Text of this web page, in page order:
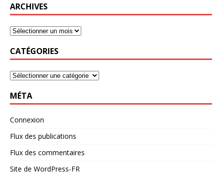
ARCHIVES
CATÉGORIES
MÉTA
Connexion
Flux des publications
Flux des commentaires
Site de WordPress-FR